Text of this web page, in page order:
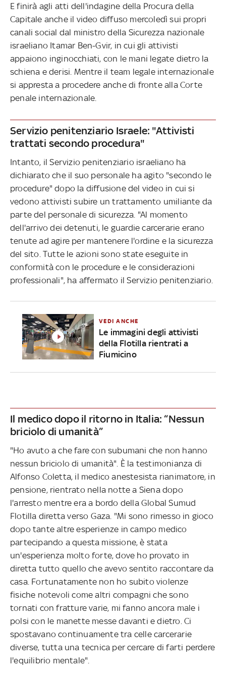
E finirà agli atti dell'indagine della Procura della
Capitale anche il video diffuso mercoledì sui propri
canali social dal ministro della Sicurezza nazionale
israeliano Itamar Ben-Gvir, in cui gli attivisti
appaiono inginocchiati, con le mani legate dietro la
schiena e derisi. Mentre il team legale internazionale
si appresta a procedere anche di fronte alla Corte
penale internazionale.
Servizio penitenziario Israele: "Attivisti
trattati secondo procedura"
Intanto, il Servizio penitenziario israeliano ha
dichiarato che il suo personale ha agito "secondo le
procedure" dopo la diffusione del video in cui si
vedono attivisti subire un trattamento umiliante da
parte del personale di sicurezza. "Al momento
dell'arrivo dei detenuti, le guardie carcerarie erano
tenute ad agire per mantenere l'ordine e la sicurezza
del sito. Tutte le azioni sono state eseguite in
conformità con le procedure e le considerazioni
professionali", ha affermato il Servizio penitenziario.
VEDI ANCHE
Le immagini degli attivisti
della Flotilla rientrati a
Fiumicino
Il medico dopo il ritorno in Italia: “Nessun
briciolo di umanità”
"Ho avuto a che fare con subumani che non hanno
nessun briciolo di umanità". È la testimonianza di
Alfonso Coletta, il medico anestesista rianimatore, in
pensione, rientrato nella notte a Siena dopo
l'arresto mentre era a bordo della Global Sumud
Flotilla diretta verso Gaza. "Mi sono rimesso in gioco
dopo tante altre esperienze in campo medico
partecipando a questa missione, è stata
un'esperienza molto forte, dove ho provato in
diretta tutto quello che avevo sentito raccontare da
casa. Fortunatamente non ho subito violenze
fisiche notevoli come altri compagni che sono
tornati con fratture varie, mi fanno ancora male i
polsi con le manette messe davanti e dietro. Ci
spostavano continuamente tra celle carcerarie
diverse, tutta una tecnica per cercare di farti perdere
l'equilibrio mentale".